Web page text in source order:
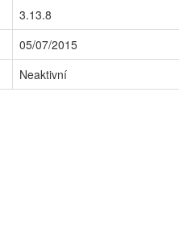
3.13.8
05/07/2015
Neaktivní